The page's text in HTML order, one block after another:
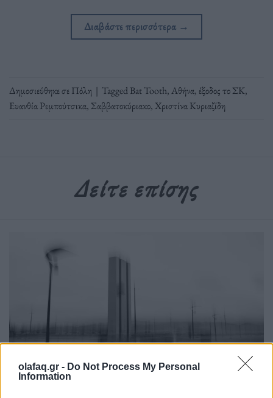
olafaq.gr - Do Not Process My Personal
Information
Διαβάστε περισσότερα →
Δημοσιεύθηκε σεΠόλη | TaggedBat Tooth,Αθήνα, έξοδος το ΣΚ,
Ευανθία Ρεμπούτσικα, Σαββατοκύριακο,Χριστίνα Κυριαζίδη
Δείτε επίσης
Πόλη